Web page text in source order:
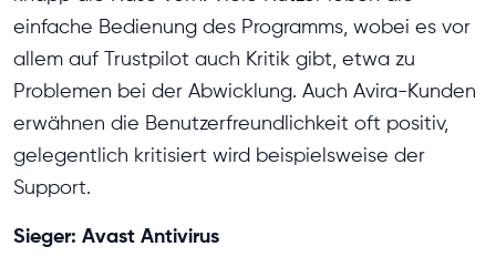
einfache Bedienung des Programms, wobei es vor
allem auf Trustpilot auch Kritik gibt, etwa zu
Problemen bei der Abwicklung. Auch Avira-Kunden
erwähnen die Benutzerfreundlichkeit oft positiv,
gelegentlich kritisiert wird beispielsweise der
Support.
Sieger: Avast Antivirus